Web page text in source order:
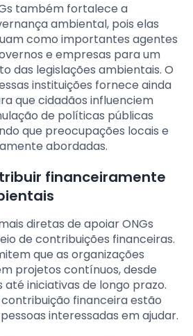
também fortalece a
ambiental, pois elas
como importantes agentes
e empresas para um
das legislações ambientais. O
instituições fornece ainda
que cidadãos influenciem
de políticas públicas
que preocupações locais e
abordadas.
financeiramente
diretas de apoiar ONGs
de contribuições financeiras.
que as organizações
projetos contínuos, desde
iniciativas de longo prazo.
financeira estão
interessadas em ajudar.